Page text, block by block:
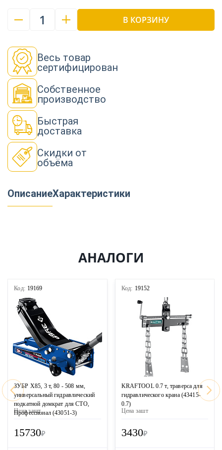
1 В КОРЗИНУ
Весь товар
сертифицирован
Собственное
производство
Быстрая
доставка
Скидки от
объёма
ОписаниеХарактеристики
АНАЛОГИ
Код: 19169
ЗУБР X85, 3 т, 80 - 508 мм,
универсальный гидравлический
подкатной домкрат для СТО,
Профессионал (43051-3)
Цена зашт
15730₽
Код: 19152
KRAFTOOL 0.7 т, траверса для
гидравлического крана (43415-
0.7)
Цена зашт
3430₽